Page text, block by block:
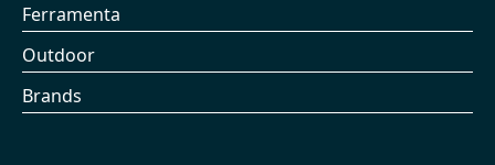
Ferramenta
Outdoor
Brands